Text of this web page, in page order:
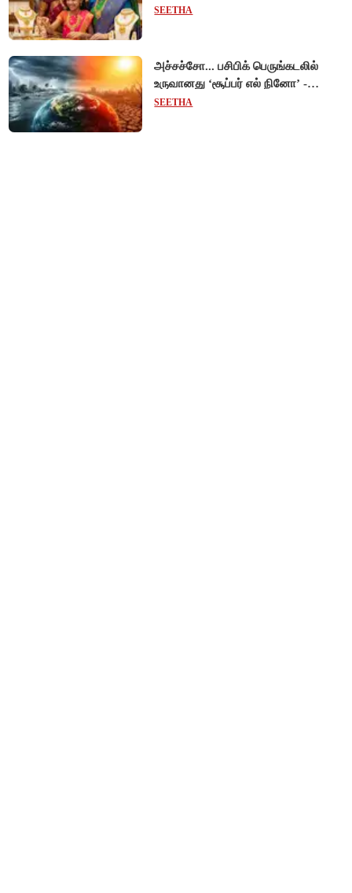
சந்தையில் $192 உயர்வு - இந்திய
SEETHA
அச்சச்சோ... பசிபிக் பெருங்கடலில்
உருவானது ‘சூப்பர் எல் நினோ’ -
வானிலை ஆய்வாளர் எச்சரிக்கை!
SEETHA